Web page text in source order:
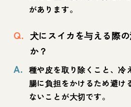
があります。
Q. 犬にスイカを与える際
か？
A. 種や皮を取り除くこと、冷
腸に負担をかけるため避け
ないことが大切です。